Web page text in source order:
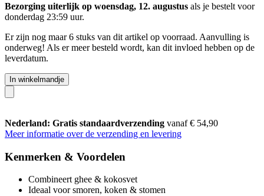
Bezorging uiterlijk op woensdag, 12. augustus als je bestelt voor
donderdag 23:59 uur.
Er zijn nog maar 6 stuks van dit artikel op voorraad. Aanvulling is
onderweg! Als er meer besteld wordt, kan dit invloed hebben op de
leverdatum.
In winkelmandje
Nederland: Gratis standaardverzending vanaf € 54,90
Meer informatie over de verzending en levering
Kenmerken & Voordelen
Combineert ghee & kokosvet
Ideaal voor smoren, koken & stomen